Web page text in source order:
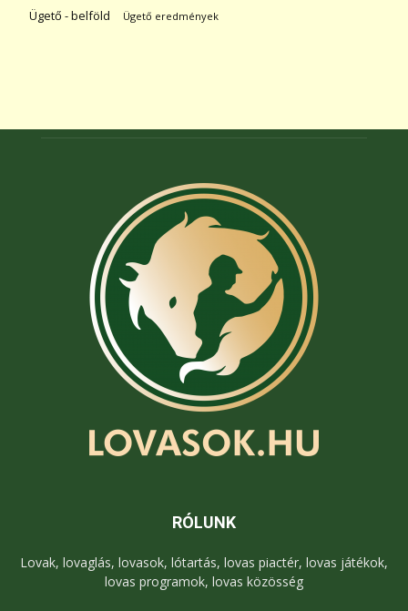
Ügető - belföld Ügető eredmények
RÓLUNK
Lovak, lovaglás, lovasok, lótartás, lovas piactér, lovas játékok,
lovas programok, lovas közösség